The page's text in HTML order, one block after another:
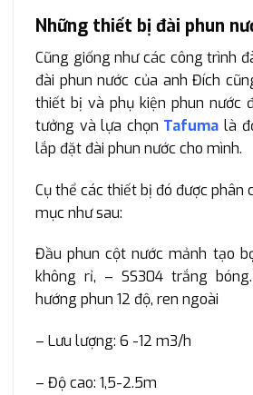
Những thiết bị đài phun
Cũng giống như các công trình
đài phun nước của anh Đích
thiết bị và phụ kiện phun nước
tưởng và lựa chọn Tafuma là
lắp đặt đài phun nước cho mình.
Cụ thể các thiết bị đó được phân
mục như sau:
Đầu phun cột nước mảnh tạo
không rỉ, – SS304 trắng
hướng phun 12 độ, ren ngoài
– Lưu lượng: 6 -12 m3/h
– Độ cao: 1,5-2.5m